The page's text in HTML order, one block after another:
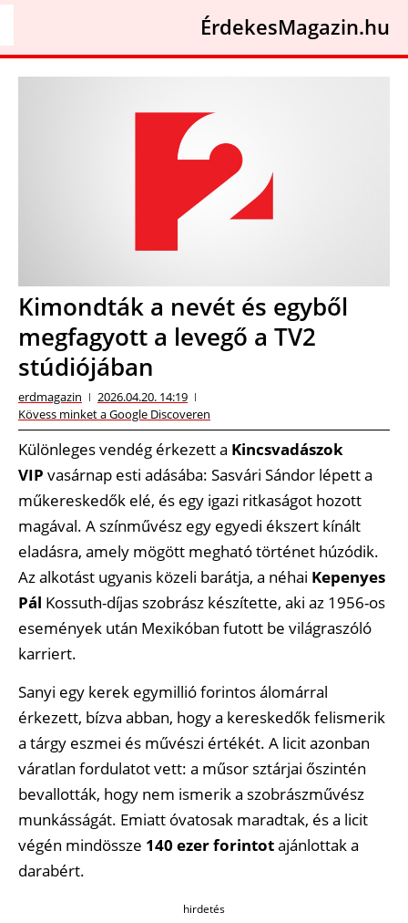
ÉrdekesMagazin.hu
Kimondták a nevét és egyből
megfagyott a levegő a TV2
stúdiójában
erdmagazin
2026.04.20. 14:19
Kövess minket a Google Discoveren
Különleges vendég érkezett a Kincsvadászok
VIP vasárnap esti adásába: Sasvári Sándor lépett a
műkereskedők elé, és egy igazi ritkaságot hozott
magával. A színművész egy egyedi ékszert kínált
eladásra, amely mögött megható történet húzódik.
Az alkotást ugyanis közeli barátja, a néhai Kepenyes
Pál Kossuth-díjas szobrász készítette, aki az 1956-os
események után Mexikóban futott be világraszóló
karriert.
Sanyi egy kerek egymillió forintos álomárral
érkezett, bízva abban, hogy a kereskedők felismerik
a tárgy eszmei és művészi értékét. A licit azonban
váratlan fordulatot vett: a műsor sztárjai őszintén
bevallották, hogy nem ismerik a szobrászművész
munkásságát. Emiatt óvatosak maradtak, és a licit
végén mindössze 140 ezer forintotajánlottak a
darabért.
hirdetés